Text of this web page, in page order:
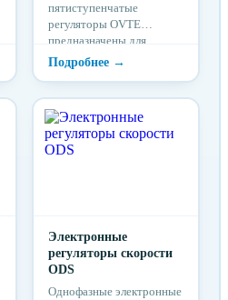
пятиступенчатые
регуляторы OVТЕ
предназначены для
управления скоростью
вращения
вентиляторов
посредством изменения
питающего напряжения.
Электронные
регуляторы скорости
ODS
Однофазные электронные